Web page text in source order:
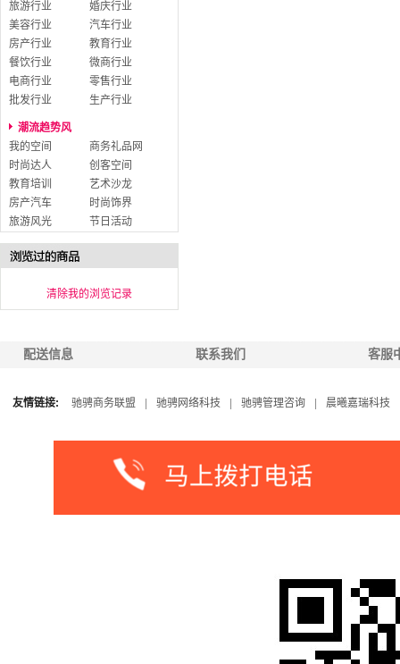
旅游行业
婚庆行业
美容行业
汽车行业
房产行业
教育行业
餐饮行业
微商行业
电商行业
零售行业
批发行业
生产行业
潮流趋势风
我的空间
商务礼品网
时尚达人
创客空间
教育培训
艺术沙龙
房产汽车
时尚饰界
旅游风光
节日活动
清除我的浏览记录
配送信息 联系我们 客服
友情链接: 驰骋商务联盟 驰骋网络科技 驰骋管理咨询 晨曦嘉瑞科技